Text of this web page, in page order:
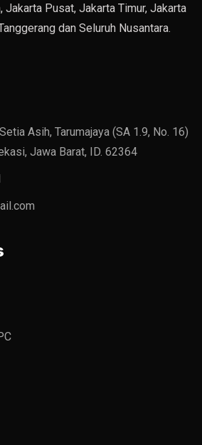
Jakarta Pusat, Jakarta Timur, Jakarta
dan Seluruh Nusantara.
Asih, Tarumajaya (SA 1.9, No. 16)
Jawa Barat, ID. 62364